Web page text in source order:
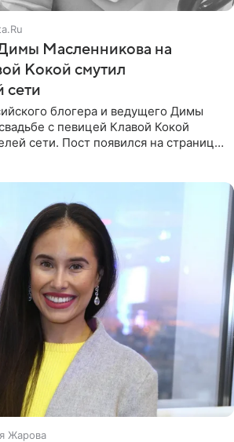
Масленникова на
Кокой смутил
сети
блогера и ведущего Димы
с певицей Клавой Кокой
сети. Пост появился на странице
Жарова